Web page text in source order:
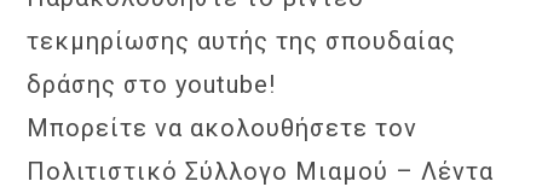
τεκμηρίωσης αυτής της σπουδαίας
δράσης στο youtube!
Μπορείτε να ακολουθήσετε τον
Πολιτιστικό Σύλλογο Μιαμού – Λέντα